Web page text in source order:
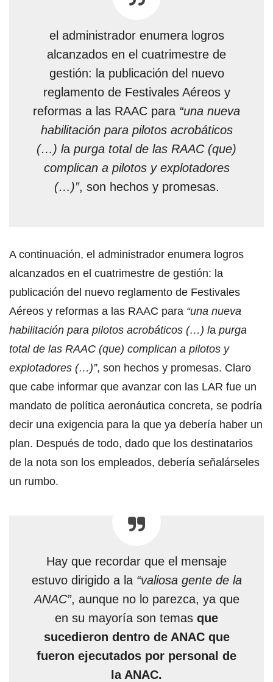
el administrador enumera logros
alcanzados en el cuatrimestre de
gestión: la publicación del nuevo
reglamento de Festivales Aéreos y
reformas a las RAAC para “una nueva
habilitación para pilotos acrobáticos
(…) la purga total de las RAAC (que)
complican a pilotos y explotadores
(…)”, son hechos y promesas.
A continuación, el administrador enumera logros
alcanzados en el cuatrimestre de gestión: la
publicación del nuevo reglamento de Festivales
Aéreos y reformas a las RAAC para “una nueva
habilitación para pilotos acrobáticos (…) la purga
total de las RAAC (que) complican a pilotos y
explotadores (…)”, son hechos y promesas. Claro
que cabe informar que avanzar con las LAR fue un
mandato de política aeronáutica concreta, se podría
decir una exigencia para la que ya debería haber un
plan. Después de todo, dado que los destinatarios
de la nota son los empleados, debería señalárseles
un rumbo.
Hay que recordar que el mensaje
estuvo dirigido a la “valiosa gente de la
ANAC”, aunque no lo parezca, ya que
en su mayoría son temas que
sucedieron dentro de ANAC que
fueron ejecutados por personal de
la ANAC.